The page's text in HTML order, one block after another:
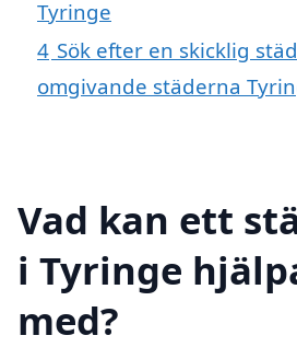
Tyringe
4 Sök efter en skicklig
omgivande städerna
Vad kan ett
i Tyringe
med?